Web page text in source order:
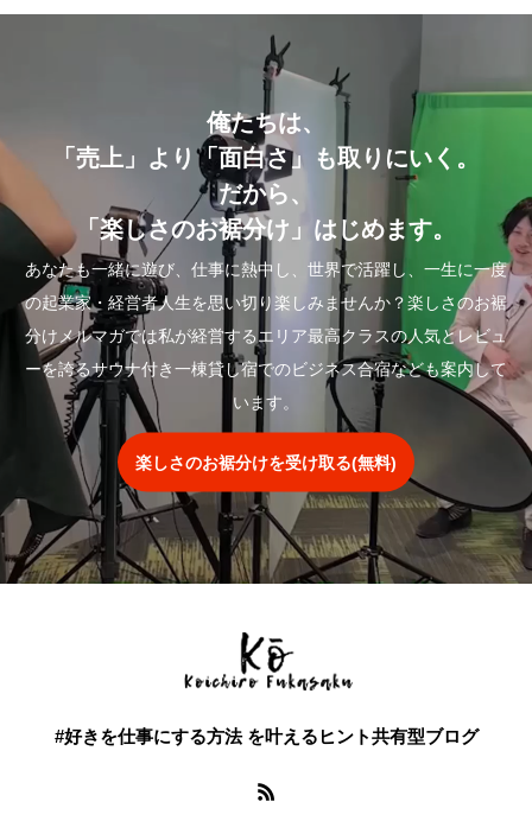
俺たちは、
「売上」より「面白さ」も取りにいく。
だから、
「楽しさのお裾分け」はじめます。
あなたも一緒に遊び、仕事に熱中し、世界で活躍し、一生に一度
の起業家・経営者人生を思い切り楽しみませんか？楽しさのお裾
分けメルマガでは私が経営するエリア最高クラスの人気とレビュ
ーを誇るサウナ付き一棟貸し宿でのビジネス合宿なども案内して
います。
楽しさのお裾分けを受け取る(無料)
#好きを仕事にする方法 を叶えるヒント共有型ブログ